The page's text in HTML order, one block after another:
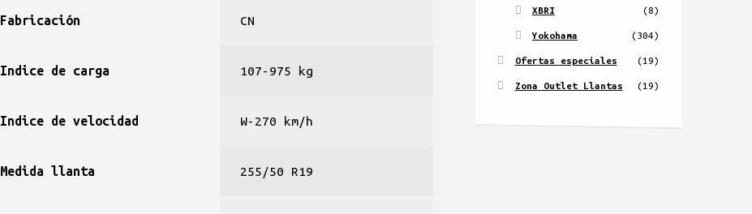
Fabricación CN
Indice de carga 107-975 kg
Indice de velocidad W-270 km/h
Medida llanta 255/50 R19
XBRI (8)
Yokohama (304)
Ofertas especiales (19)
Zona Outlet Llantas (19)